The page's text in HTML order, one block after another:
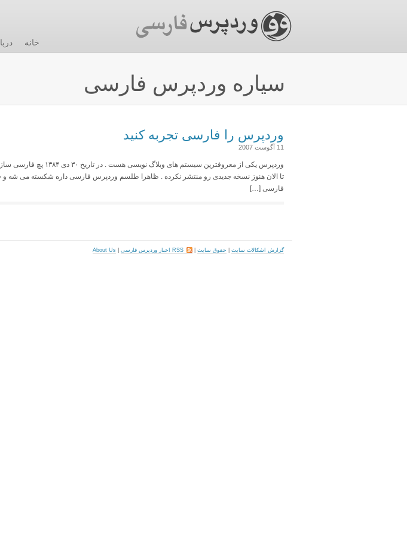
خانه
سیاره وردپرس فارسی
وردپرس را فارسی تجربه کنید
11 آگوست 2007
تا الان هنوز نسخه جدیدی رو منتشر نکرده . ظاهرا طلسم وردپرس فارسی داره شکسته می شه و
فارسی […]
گزارش اشکالات سایت حقوق سایت RSS اخبار وردپرس فارسی About Us